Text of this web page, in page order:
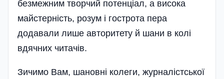
безмежним творчий потен­ціал, а висока
майстерність, розум і гострота пера
додавали лише авторитету й шани в колі
вдячних читачів.
Зичимо Вам, шановні колеги, журналістської